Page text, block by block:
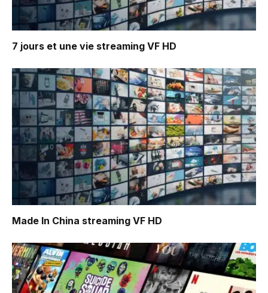
7 jours et une vie streaming VF HD
Made In China streaming VF HD